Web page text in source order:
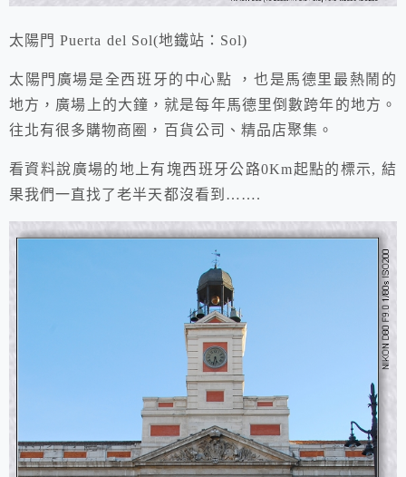
太陽門 Puerta del Sol(地鐵站：Sol)
太陽門廣場是全西班牙的中心點 ，也是馬德里最熱鬧的
地方， 廣場上的大鐘，就是每年馬德里倒數跨年的地方 。
往北有很多購物商圈，百貨公司、精品店聚集。
看資料說廣場的地上 有塊西班牙公路0Km起點的標示, 結
果我們一直找了老半天都沒看到…….